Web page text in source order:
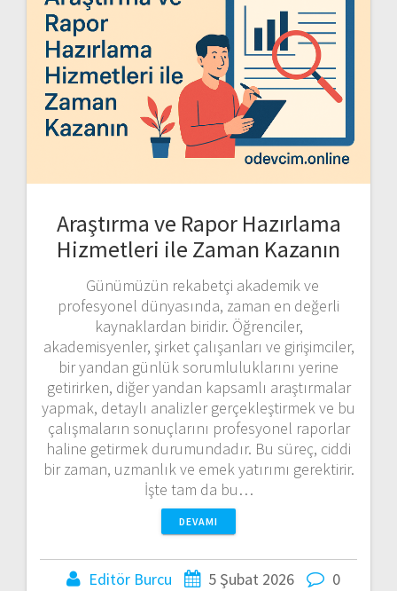
Araştırma ve Rapor Hazırlama
Hizmetleri ile Zaman Kazanın
Günümüzün rekabetçi akademik ve
profesyonel dünyasında, zaman en değerli
kaynaklardan biridir. Öğrenciler,
akademisyenler, şirket çalışanları ve girişimciler,
bir yandan günlük sorumluluklarını yerine
getirirken, diğer yandan kapsamlı araştırmalar
yapmak, detaylı analizler gerçekleştirmek ve bu
çalışmaların sonuçlarını profesyonel raporlar
haline getirmek durumundadır. Bu süreç, ciddi
bir zaman, uzmanlık ve emek yatırımı gerektirir.
İşte tam da bu…
DEVAMI
Editör Burcu 5 Şubat 2026 0